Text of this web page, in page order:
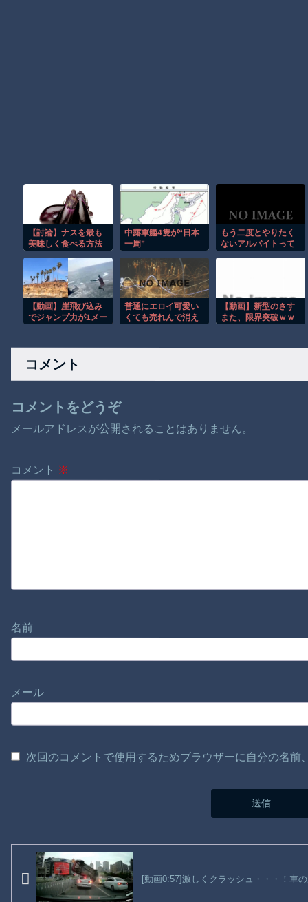
【討論】ナスを最も
美味しく食べる方法
中露軍艦4隻が“日本
一周”
もう二度とやりたく
ないアルバイトって
【動画】崖飛び込み
でジャンプ力が1メー
普通にエロイ可愛い
くても売れんで消え
【動画】新型のさす
また、限界突破ｗｗ
コメント
コメントをどうぞ
メールアドレスが公開されることはありません。
コメント ※
名前
メール
次回のコメントで使用するためブラウザーに自分の名
[動画0:57]激しくクラッシュ・・・！車